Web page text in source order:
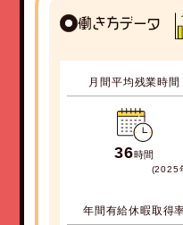
働き方データ
月間平均残業時間
36時間
(2025
年間有給休暇取得